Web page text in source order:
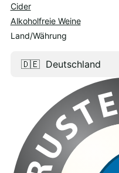
Cider
Alkoholfreie Weine
Land/Währung